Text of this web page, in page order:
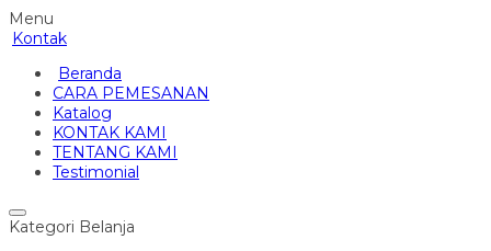
Menu
Kontak
Beranda
CARA PEMESANAN
Katalog
KONTAK KAMI
TENTANG KAMI
Testimonial
Kategori Belanja